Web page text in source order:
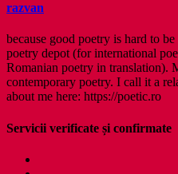
razvan
because good poetry is hard to
poetry depot (for international
Romanian poetry in translation).
contemporary poetry. I call it a
about me here: https://poetic.ro
Servicii verificate și confirmate